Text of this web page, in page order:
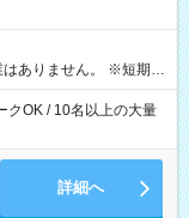
せん。 ※短期の
ださいませ。
クOK / 10名以上の大量
詳細へ